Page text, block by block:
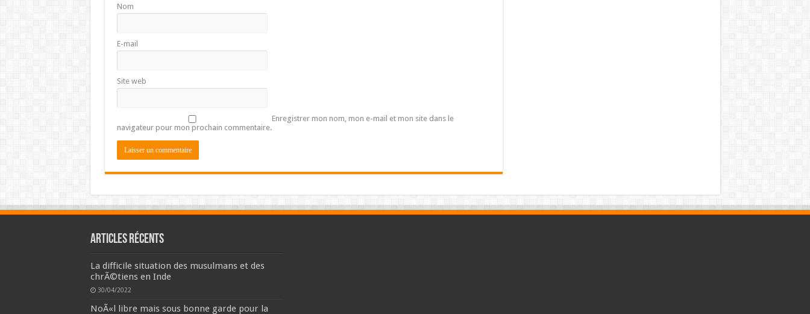
Nom
E-mail
Site web
Enregistrer mon nom, mon e-mail et mon site dans le
navigateur pour mon prochain commentaire.
Articles récents
La difficile situation des musulmans et des
chrÃ©tiens en Inde
30/04/2022
NoÃ«l libre mais sous bonne garde pour la